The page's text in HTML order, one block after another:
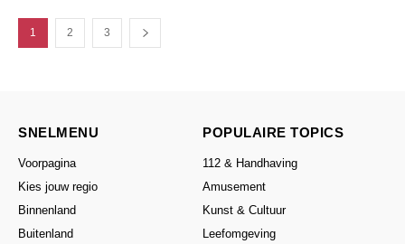
1 2 3
SNELMENU
Voorpagina
Kies jouw regio
Binnenland
Buitenland
POPULAIRE TOPICS
112 & Handhaving
Amusement
Kunst & Cultuur
Leefomgeving